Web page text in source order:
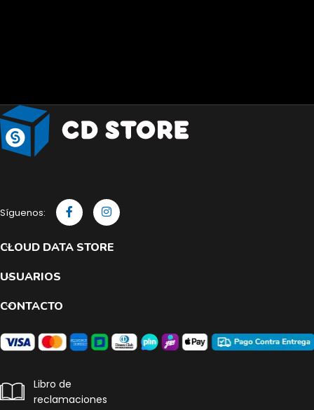
Síguenos:
CLOUD DATA STORE
USUARIOS
CONTACTO
Libro de
reclamaciones